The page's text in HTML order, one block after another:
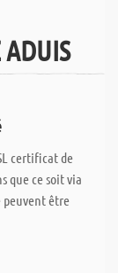
ADUIS
certificat de
que ce soit via
peuvent être